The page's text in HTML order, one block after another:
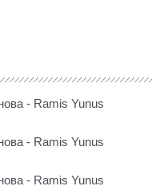
- Ramis Yunus
- Ramis Yunus
- Ramis Yunus